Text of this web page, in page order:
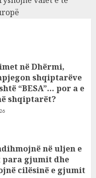
në Dhërmi,
shqiptarëve
“BESA”… por a e
shqiptarët?
në uljen e
gjumit dhe
cilësinë e gjumit